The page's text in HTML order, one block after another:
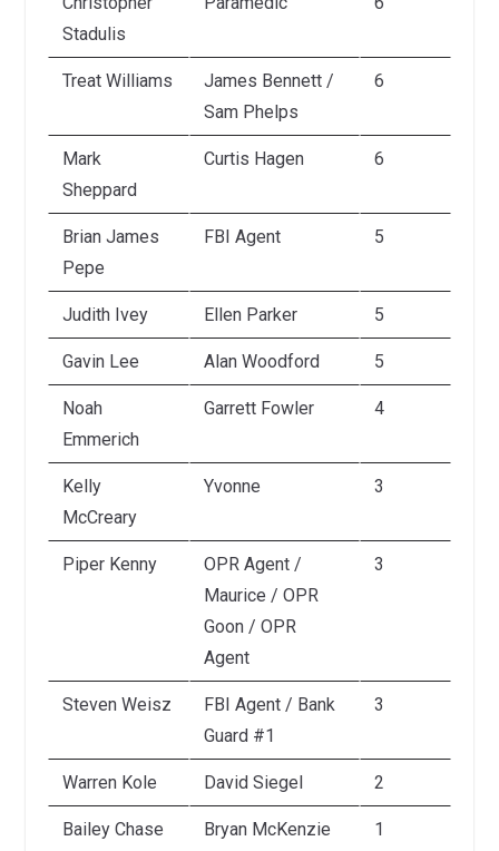
Stadulis
Treat Williams
James Bennett /
Sam Phelps
6
Mark
Sheppard
Curtis Hagen 6
Brian James
Pepe
FBI Agent 5
Judith Ivey Ellen Parker 5
Gavin Lee Alan Woodford 5
Noah
Emmerich
Garrett Fowler 4
Kelly
McCreary
Yvonne 3
Piper Kenny
OPR Agent /
Maurice / OPR
Goon / OPR
Agent
3
Steven Weisz
FBI Agent / Bank
Guard #1
3
Warren Kole David Siegel 2
Bailey Chase Bryan McKenzie 1